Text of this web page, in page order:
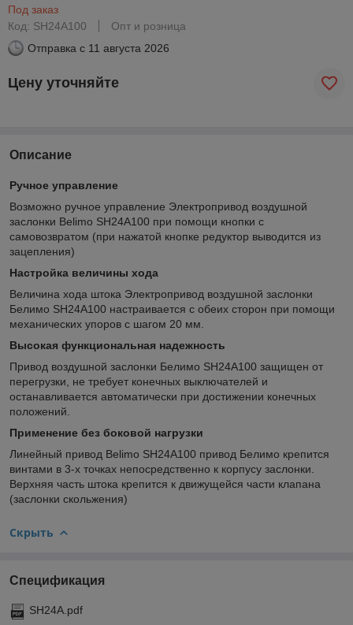
Под заказ
Код: SH24A100
Опт и розница
Отправка с 11 августа 2026
Цену уточняйте
Описание
Ручное управление
Возможно ручное управление Электропривод воздушной
заслонки Belimo SH24A100 при помощи кнопки с
самовозвратом (при нажатой кнопке редуктор выводится из
зацепления)
Настройка величины хода
Величина хода штока Электропривод воздушной заслонки
Белимо SH24A100 настраивается с обеих сторон при помощи
механических упоров с шагом 20 мм.
Высокая функциональная надежность
Привод воздушной заслонки Белимо SH24A100 защищен от
перегрузки, не требует конечных выключателей и
останавливается автоматически при достижении конечных
положений.
Применение без боковой нагрузки
Линейный привод Belimo SH24A100 привод Белимо крепится
винтами в 3-х точках непосредственно к корпусу заслонки.
Верхняя часть штока крепится к движущейся части клапана
(заслонки скольжения)
Скрыть
Спецификация
SH24A.pdf